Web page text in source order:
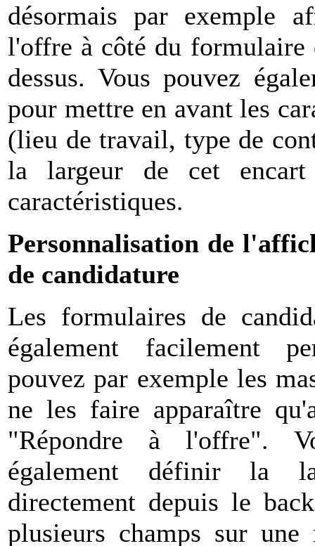
désormais par exemple
l'offre à côté du formulaire
dessus. Vous pouvez
pour mettre en avant les
(lieu de travail, type de
la largeur de cet
caractéristiques.
Personnalisation de
de candidature
Les formulaires de
également facilement
pouvez par exemple les
ne les faire apparaître
"Répondre à l'offre".
également définir la
directement depuis le
plusieurs champs sur